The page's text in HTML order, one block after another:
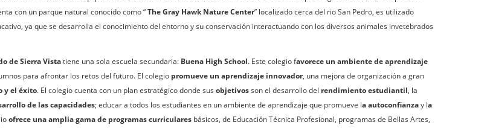
con un parque natural conocido como “The Gray Hawk Nature Center” localizado cerca del rio San Pedro, es utilizado
ya que se desarrolla el conocimiento del entorno y su conservación interactuando con los diversos animales invetebrados
de Sierra Vistatiene una sola escuela secundaria: Buena High School. Este colegio favorece un ambiente de aprendizaje
para afrontar los retos del futuro. El colegio promueve un aprendizaje innovador, una mejora de organización a gran
y el éxito. El colegio cuenta con un plan estratégico donde sus objetivosson el desarrollo del rendimiento estudiantil, la
de las capacidades; educar a todos los estudiantes en un ambiente de aprendizaje que promueve la autoconfianzay la
ofrece una amplia gama de programas curriculares básicos, de Educación Técnica Profesional, programas de Bellas Artes,